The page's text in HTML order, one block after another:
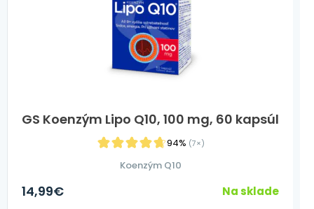
GS Koenzým Lipo Q10, 100 mg, 60 kapsúl
94% (7×)
Koenzým Q10
14,99€ Na sklade